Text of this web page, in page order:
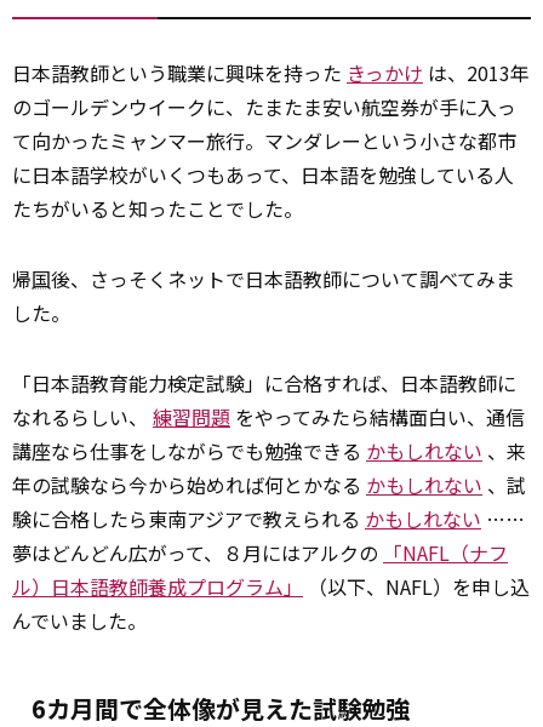
日本語教師という職業に興味を持った きっかけ は、2013年
のゴールデンウイークに、たまたま安い航空券が手に入っ
て向かったミャンマー旅行。マンダレーという小さな都市
に日本語学校がいくつもあって、日本語を勉強している人
たちがいると知ったことでした。
帰国後、さっそくネットで日本語教師について調べてみま
した。
「日本語教育能力検定試験」に合格すれば、日本語教師に
なれるらしい、 練習問題 をやってみたら結構面白い、通信
講座なら仕事をしながらでも勉強できる かもしれない 、来
年の試験なら今から始めれば何とかなる かもしれない 、試
験に合格したら東南アジアで教えられる かもしれない ……
夢はどんどん広がって、８月にはアルクの
「NAFL（ナフ
ル）日本語教師養成プログラム」
（以下、NAFL）を申し込
んでいました。
6カ月間で全体像が見えた試験勉強